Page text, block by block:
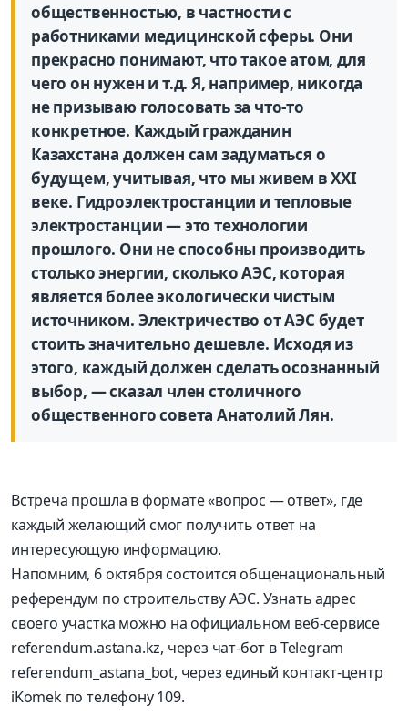
общественностью, в частности с
работниками медицинской сферы. Они
прекрасно понимают, что такое атом, для
чего он нужен и т.д. Я, например, никогда
не призываю голосовать за что-то
конкретное. Каждый гражданин
Казахстана должен сам задуматься о
будущем, учитывая, что мы живем в XXI
веке. Гидроэлектростанции и тепловые
электростанции — это технологии
прошлого. Они не способны производить
столько энергии, сколько АЭС, которая
является более экологически чистым
источником. Электричество от АЭС будет
стоить значительно дешевле. Исходя из
этого, каждый должен сделать осознанный
выбор, — сказал член столичного
общественного совета Анатолий Лян.
Встреча прошла в формате «вопрос — ответ», где
каждый желающий смог получить ответ на
интересующую информацию.
Напомним, 6 октября состоится общенациональный
референдум по строительству АЭС. Узнать адрес
своего участка можно на официальном веб-сервисе
referendum.astana.kz, через чат-бот в Telegram
referendum_astana_bot, через единый контакт-центр
iKomek по телефону 109.